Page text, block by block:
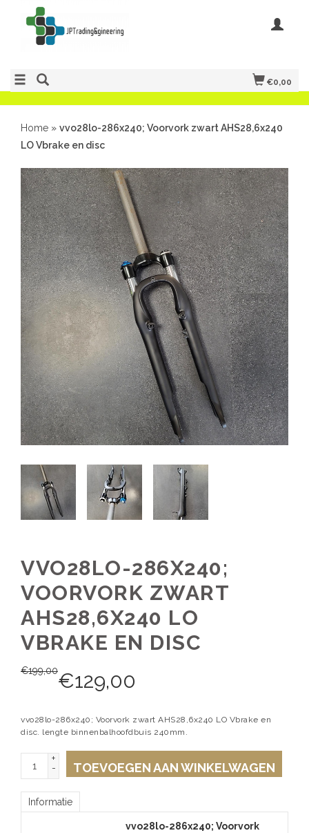
€0,00
Home » vvo28lo-286x240; Voorvork zwart AHS28,6x240
LO Vbrake en disc
VVO28LO-286X240;
VOORVORK ZWART
AHS28,6X240 LO
VBRAKE EN DISC
€199,00€129,00
vvo28lo-286x240; Voorvork zwart AHS28,6x240 LO Vbrake en
disc. lengte binnenbalhoofdbuis 240mm.
+
-
TOEVOEGEN AAN WINKELWAGEN
Informatie
vvo28lo-286x240; Voorvork